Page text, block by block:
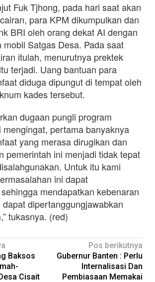
Fuk Tjhong, pada hari saat akan
para KPM dikumpulkan dan
BRI oleh orang dekat AI dengan
mobil Satgas Desa. Pada saat
itulah, menurutnya prektek
terjadi. Uang bantuan para
diduga dipungut di tempat oleh
kades tersebut.
dugaan pungli program
mengingat, pertama banyaknya
yang merasa dirugikan dan
pemerintah ini menjadi tidak tepat
Untuk itu kami
ini dapat
mendapatkan kebenaran
dipertanggungjawabkan
tukasnya. (red)
Baksos
Cisait
Pos berikutnya
Gubernur Banten : Perlu
Internalisasi Dan
Pembiasaan Memakai